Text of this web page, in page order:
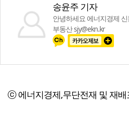
송윤주 기자
안녕하세요 에너지경제
부동산 sjy@ekn.kr
ⓒ 에너지경제,무단전재 및 재배